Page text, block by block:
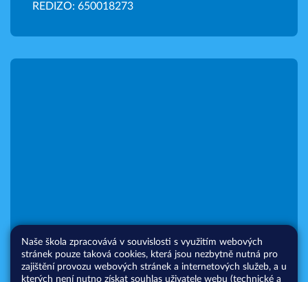
REDIZO: 650018273
Naše škola zpracovává v souvislosti s využitím webových
stránek pouze taková cookies, která jsou nezbytně nutná pro
zajištění provozu webových stránek a internetových služeb, a u
kterých není nutno získat souhlas uživatele webu (technické a